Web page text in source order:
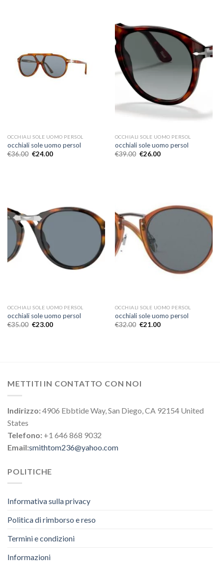
OCCHIALI SOLE UOMO PERSOL
occhiali sole uomo persol
€36.00 €24.00
OCCHIALI SOLE UOMO PERSOL
occhiali sole uomo persol
€39.00 €26.00
OCCHIALI SOLE UOMO PERSOL
occhiali sole uomo persol
€35.00 €23.00
OCCHIALI SOLE UOMO PERSOL
occhiali sole uomo persol
€32.00 €21.00
METTITI IN CONTATTO CON NOI
Indirizzo:4906 Ebbtide Way, San Diego, CA 92154 United
States
Telefono: +1 646 868 9032
Email:smithtom236@yahoo.com
POLITICHE
Informativa sulla privacy
Politica di rimborso e reso
Termini e condizioni
Informazioni